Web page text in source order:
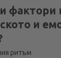
фактори
и
ритъм